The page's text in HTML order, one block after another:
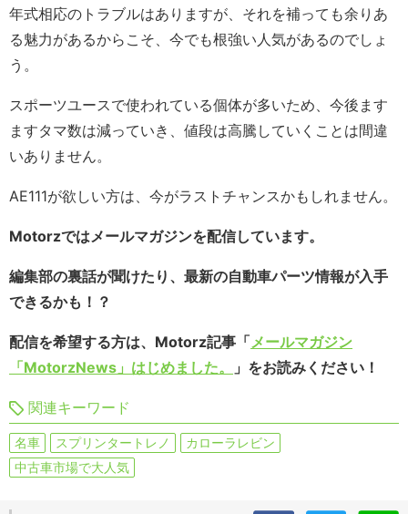
年式相応のトラブルはありますが、それを補っても余りあ
る魅力があるからこそ、今でも根強い人気があるのでしょ
う。
スポーツユースで使われている個体が多いため、今後ます
ますタマ数は減っていき、値段は高騰していくことは間違
いありません。
AE111が欲しい方は、今がラストチャンスかもしれません。
Motorzではメールマガジンを配信しています。
編集部の裏話が聞けたり、最新の自動車パーツ情報が入手
できるかも！？
配信を希望する方は、Motorz記事「メールマガジン
「MotorzNews」はじめました。
」をお読みください！
関連キーワード
名車 スプリンタートレノ
カローラレビン
中古車市場で大人気